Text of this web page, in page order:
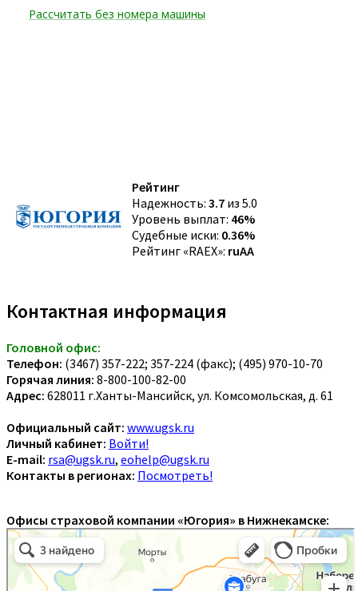
Рейтинг
Надежность: 3.7 из 5.0
Уровень выплат: 46%
Судебные иски: 0.36%
Рейтинг «RAEX»: ruAA
Контактная информация
Головной офис:
Телефон: (3467) 357-222; 357-224 (факс); (495) 970-10-70
Горячая линия: 8-800-100-82-00
Адрес: 628011 г.Ханты-Мансийск, ул. Комсомольская, д. 61
Официальный сайт: www.ugsk.ru
Личный кабинет: Войти!
E-mail: rsa@ugsk.ru, eohelp@ugsk.ru
Контакты в регионах: Посмотреть!
Офисы страховой компании «Югория» в Нижнекамске: